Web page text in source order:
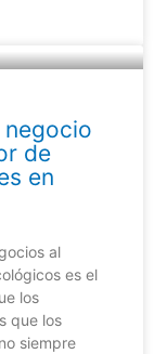
de
en
al
es el
los
que los
siempre